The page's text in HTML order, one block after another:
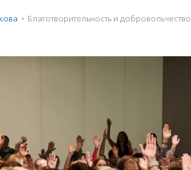
· Благотвори­тель­ность и доброволь­чест­во